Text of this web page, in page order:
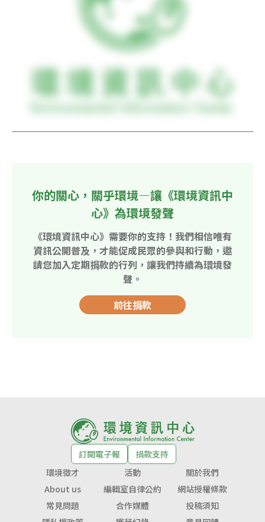
你的關心，關乎環境—讓《環境資訊中
心》為環境發聲
《環境資訊中心》需要你的支持！我們相信唯有
資訊公開普及，才能促成民眾的參與和行動，邀
請您加入定期捐款的行列，讓我們持續為環境發
聲。
前往捐款
訂閱電子報
捐款支持
環境徵才
活動
關於我們
About us
編輯室自律公約
網站授權條款
常見問題
合作媒體
投稿須知